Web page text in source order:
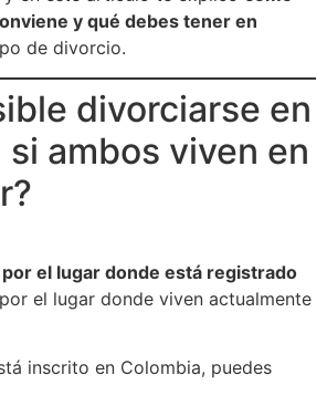
y qué debes tener en
de divorcio.
divorciarse en
ambos viven en
el lugar donde está registrado
el lugar donde viven actualmente
inscrito en Colombia, puedes